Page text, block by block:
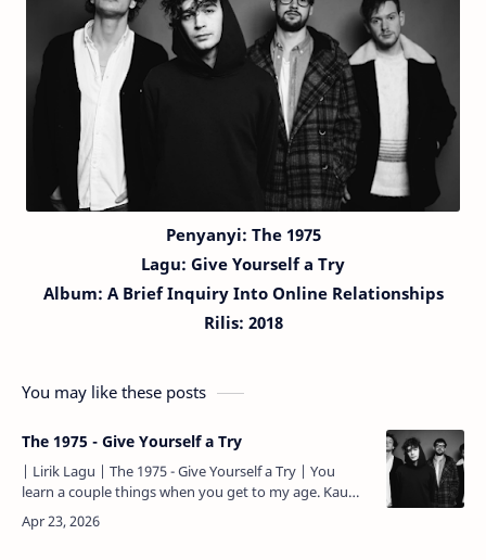
Penyanyi: The 1975
Lagu: Give Yourself a Try
Album: A Brief Inquiry Into Online Relationships
Rilis: 2018
You may like these posts
The 1975 - Give Yourself a Try
| Lirik Lagu | The 1975 - Give Yourself a Try | You
learn a couple things when you get to my age. Kau
belajar beberapa hal saat kau mencapai pada usiaku.
Like …